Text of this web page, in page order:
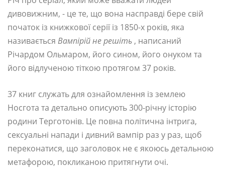
дивовижним, - це те, що вона насправді бере свій
початок із книжкової серії із 1850-х років, яка
називається Вампірій не решіть , написаний
Річардом Ольмаром, його сином, його онуком та
його відлученою тіткою протягом 37 років.
37 книг служать для ознайомлення із землею
Носгота та детально описують 300-річну історію
родини Терготонів. Це повна політична інтрига,
сексуальні напади і дивний вампір раз у раз, щоб
переконатися, що заголовок не є якоюсь детальною
метафорою, покликаною притягнути очі.